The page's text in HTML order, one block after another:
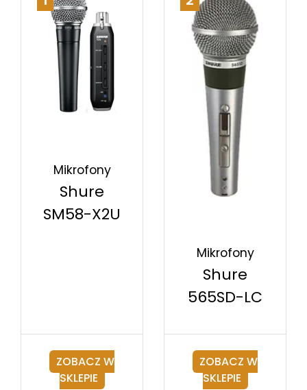
Mikrofony
Shure
SM58-X2U
ZOBACZ W
SKLEPIE
Mikrofony
Shure
565SD-LC
ZOBACZ W
SKLEPIE